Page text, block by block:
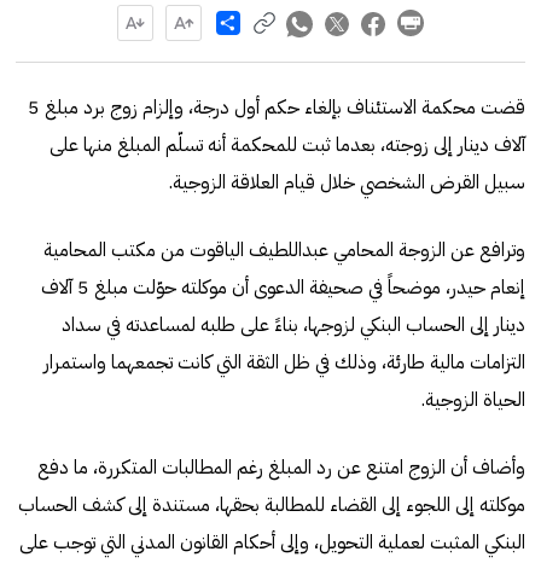
Share
قضت محكمة الاستئناف بإلغاء حكم أول درجة، وإلزام زوج برد مبلغ 5
آلاف دينار إلى زوجته، بعدما ثبت للمحكمة أنه تسلّم المبلغ منها على
سبيل القرض الشخصي خلال قيام العلاقة الزوجية.
وترافع عن الزوجة المحامي عبداللطيف الياقوت من مكتب المحامية
إنعام حيدر، موضحاً في صحيفة الدعوى أن موكلته حوّلت مبلغ 5 آلاف
دينار إلى الحساب البنكي لزوجها، بناءً على طلبه لمساعدته في سداد
التزامات مالية طارئة، وذلك في ظل الثقة التي كانت تجمعهما واستمرار
الحياة الزوجية.
وأضاف أن الزوج امتنع عن رد المبلغ رغم المطالبات المتكررة، ما دفع
موكلته إلى اللجوء إلى القضاء للمطالبة بحقها، مستندة إلى كشف الحساب
البنكي المثبت لعملية التحويل، وإلى أحكام القانون المدني التي توجب على